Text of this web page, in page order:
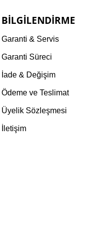
BILGILENDIRME
Garanti & Servis
Garanti Süreci
İade & Değişim
Ödeme ve Teslimat
Üyelik Sözleşmesi
İletişim